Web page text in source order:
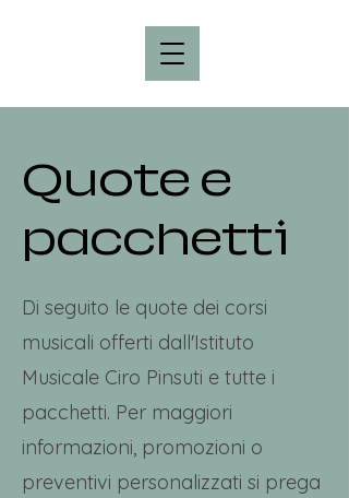
Quote e
pacchetti
Di seguito le quote dei corsi
musicali offerti dall'Istituto
Musicale Ciro Pinsuti e tutte i
pacchetti. Per maggiori
informazioni, promozioni o
preventivi personalizzati si prega